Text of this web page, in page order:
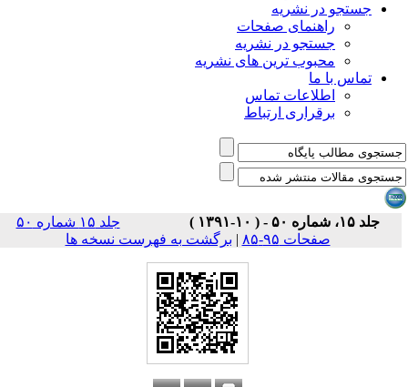
جستجو در نشریه
راهنمای صفحات
جستجو در نشریه
محبوب ترین های نشریه
تماس با ما
اطلاعات تماس
برقراری ارتباط
جلد ۱۵، شماره ۵۰ - ( ۱۰-۱۳۹۱ )
جلد ۱۵ شماره ۵۰
صفحات ۹۵-۸۵
| برگشت به فهرست نسخه ها